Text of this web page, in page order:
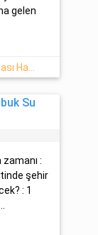
gelen
Su
:
şehir
: 1